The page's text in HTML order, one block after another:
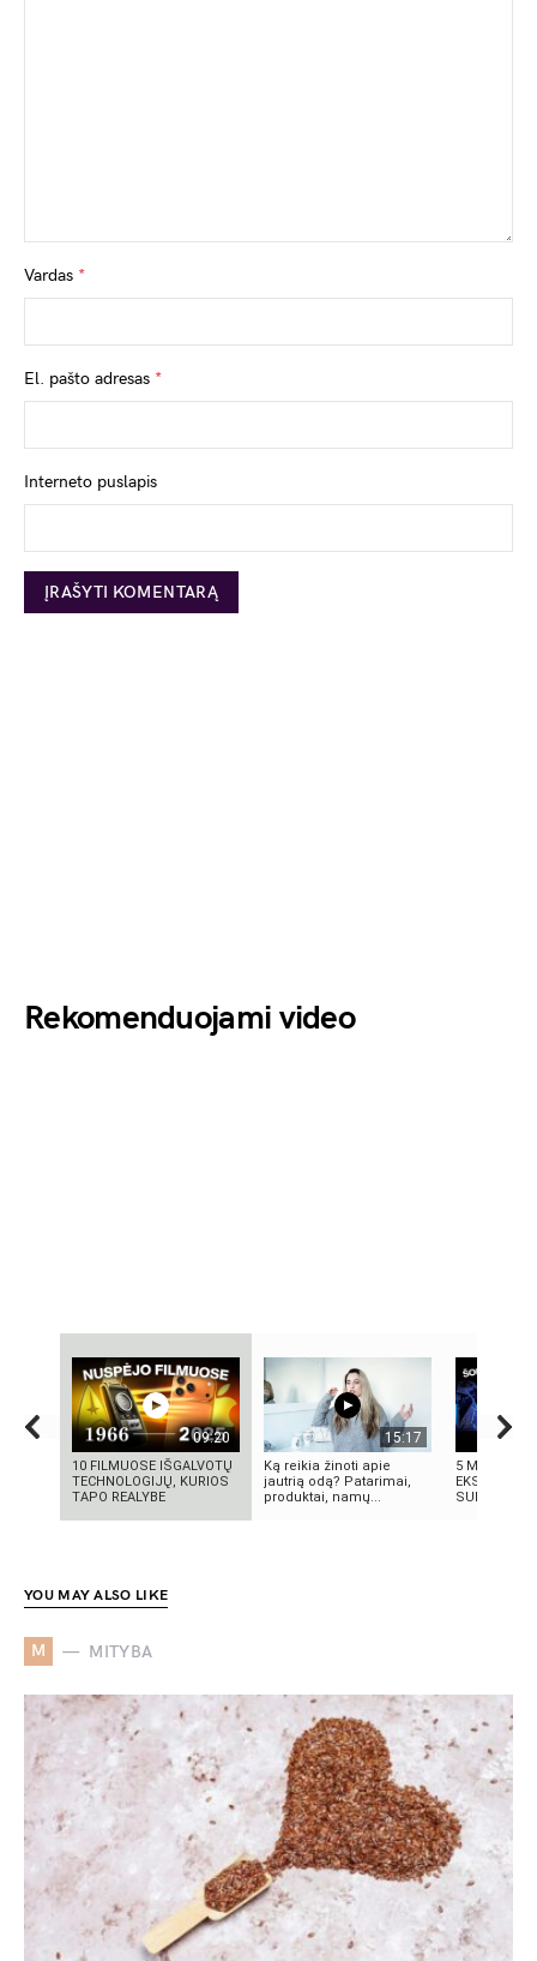
Vardas *
El. pašto adresas *
Interneto puslapis
Rekomenduojami video
09:20
10 FILMUOSE IŠGALVOTŲ
TECHNOLOGIJŲ, KURIOS
TAPO REALYBE
15:17
Ką reikia žinoti apie
jautrią odą? Patarimai,
produktai, namų...
5
SUKRĖTĖ
YOU MAY ALSO LIKE
M MITYBA